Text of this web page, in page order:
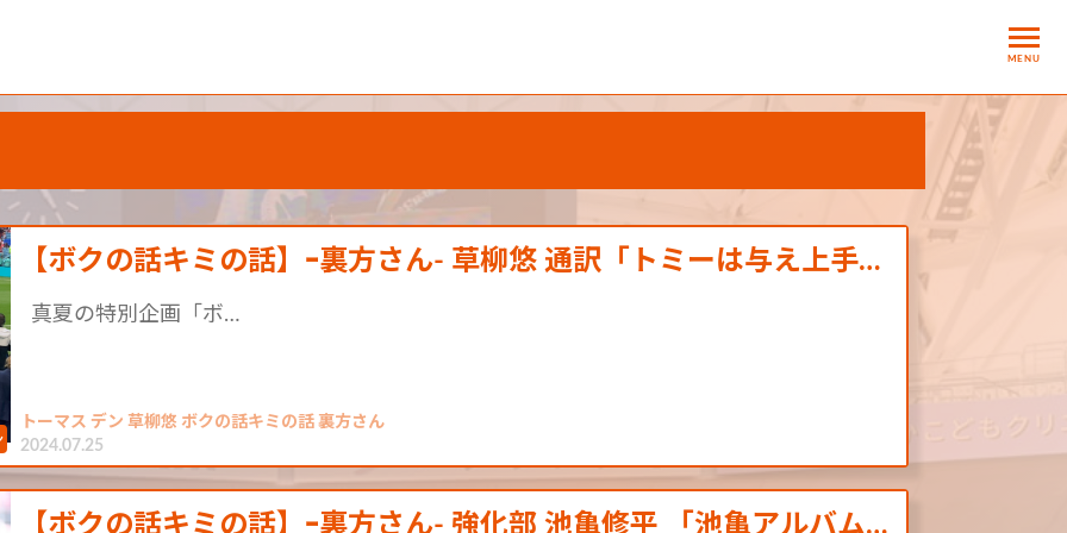
MENU
【ボクの話キミの話】ｰ裏方さん- 草柳悠 通訳「トミーは与え上手…
真夏の特別企画「ボ…
トーマス デン 草柳悠 ボクの話キミの話 裏方さん
2024.07.25
【ボクの話キミの話】ｰ裏方さん- 強化部 池亀修平 「池亀アルバム…